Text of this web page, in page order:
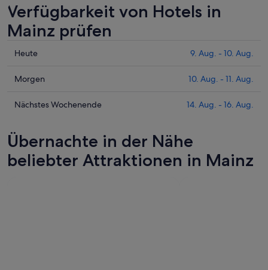
Verfügbarkeit von Hotels in
Mainz prüfen
Prüfe
Preise
Mainz
9.
Aug.
-
Heute 9. Aug. - 10. Aug.
Prüfe
Preise
Mainz
morgen
Nacht,
10.
Morgen 10. Aug. - 11. Aug.
Prüfe
Preise
für
Mainz
am
Nächstes Wochenende 14. Aug. - 16. Aug.
Übernachte in der Nähe
beliebter Attraktionen in Mainz